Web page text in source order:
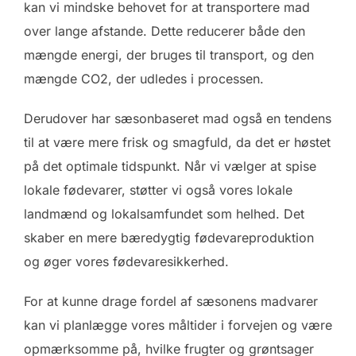
kan vi mindske behovet for at transportere mad
over lange afstande. Dette reducerer både den
mængde energi, der bruges til transport, og den
mængde CO2, der udledes i processen.
Derudover har sæsonbaseret mad også en tendens
til at være mere frisk og smagfuld, da det er høstet
på det optimale tidspunkt. Når vi vælger at spise
lokale fødevarer, støtter vi også vores lokale
landmænd og lokalsamfundet som helhed. Det
skaber en mere bæredygtig fødevareproduktion
og øger vores fødevaresikkerhed.
For at kunne drage fordel af sæsonens madvarer
kan vi planlægge vores måltider i forvejen og være
opmærksomme på, hvilke frugter og grøntsager